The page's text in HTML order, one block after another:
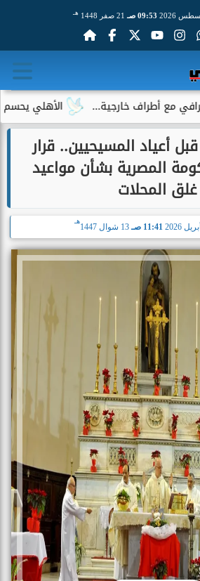
09:53 صـ 21 صفر 1448 هـ
الأهلي يحسم الجدل خارجية...
أعياد المسيحيين.. قرار
المصرية بشأن مواعيد
غلق المحلات
11:41 صـ 13 شوال 1447
هـ